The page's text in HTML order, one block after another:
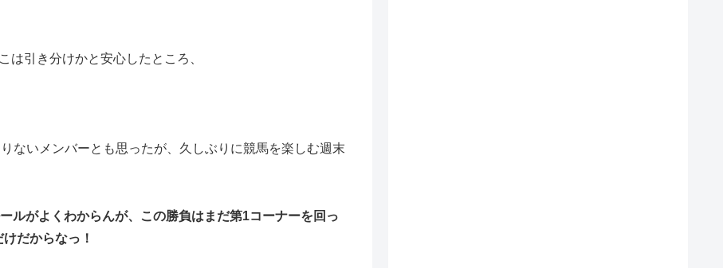
は引き分けかと安心したところ、
ないメンバーとも思ったが、久しぶりに競馬を楽しむ週末
ルがよくわからんが、この勝負はまだ第1コーナーを回っ
だからなっ！